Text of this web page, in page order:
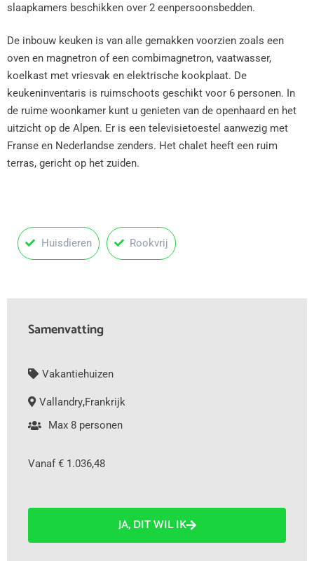
slaapkamers beschikken over 2 eenpersoonsbedden.
De inbouw keuken is van alle gemakken voorzien zoals een
oven en magnetron of een combimagnetron, vaatwasser,
koelkast met vriesvak en elektrische kookplaat. De
keukeninventaris is ruimschoots geschikt voor 6 personen. In
de ruime woonkamer kunt u genieten van de openhaard en het
uitzicht op de Alpen. Er is een televisietoestel aanwezig met
Franse en Nederlandse zenders. Het chalet heeft een ruim
terras, gericht op het zuiden.
Huisdieren Rookvrij
Samenvatting
Vakantiehuizen
Vallandry,Frankrijk
Max 8 personen
Vanaf € 1.036,48
JA, DIT WIL IK